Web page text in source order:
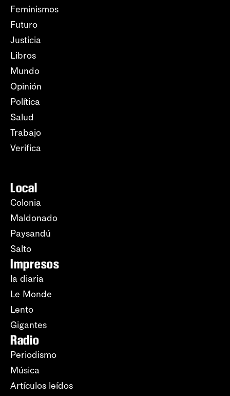
Feminismos
Futuro
Justicia
Libros
Mundo
Opinión
Política
Salud
Trabajo
Verifica
Local
Colonia
Maldonado
Paysandú
Salto
Impresos
la diaria
Le Monde
Lento
Gigantes
Radio
Periodismo
Música
Artículos leídos